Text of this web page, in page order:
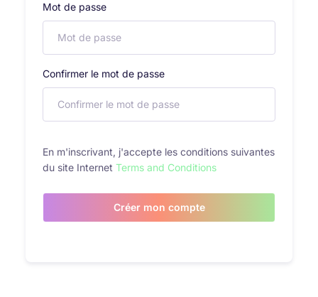
Mot de passe
Confirmer le mot de passe
En m'inscrivant, j'accepte les conditions suivantes
du site Internet Terms and Conditions
Créer mon compte